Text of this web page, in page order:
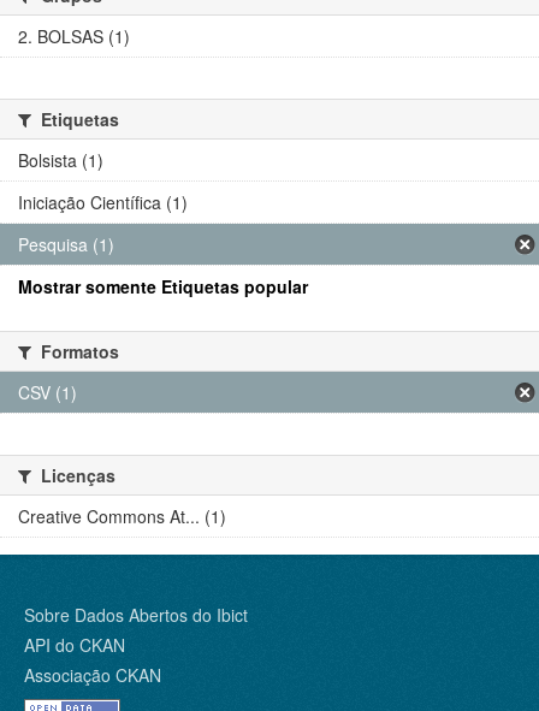
2. BOLSAS (1)
Etiquetas
Bolsista (1)
Iniciação Científica (1)
Pesquisa (1)
Mostrar somente Etiquetas popular
Formatos
CSV (1)
Licenças
Creative Commons At... (1)
Sobre Dados Abertos do Ibict
API do CKAN
Associação CKAN